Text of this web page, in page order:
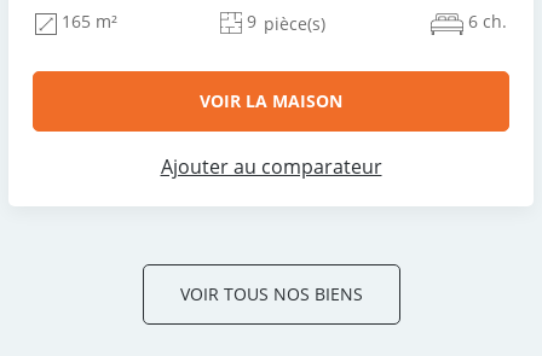
165 m² 9 pièce(s) 6 ch.
VOIR LA MAISON
Ajouter au comparateur
VOIR TOUS NOS BIENS